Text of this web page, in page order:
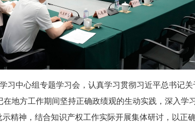
习中心组专题学习会，认真学习贯彻习近平总书记
地方工作期间坚持正确政绩观的生动实践，深入学
精神，结合知识产权工作实际开展集体研讨，以正